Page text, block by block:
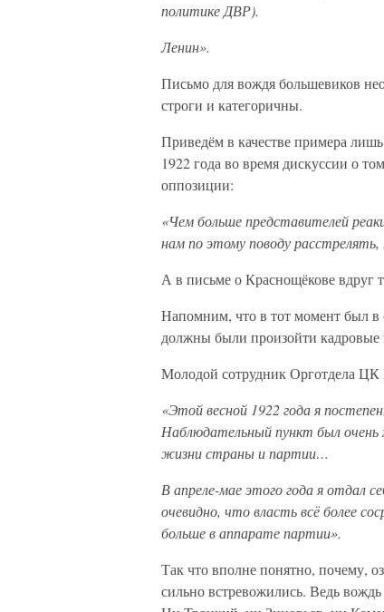
политике ДВР).
Ленин».
Письмо для вождя большевиков
строги и категоричны.
Приведём в качестве примера
1922 года во время дискуссии о
оппозиции:
«Чем больше представителей
нам по этому поводу
А в письме о Краснощёкове вдруг
Напомним, что в тот момент был в
должны были произойти кадровые
Молодой сотрудник Орготдела
«Этой весной 1922 года я
Наблюдательный пункт был очень
жизни страны и партии…
В апреле-мае этого года я отдал
очевидно, что власть всё более
больше в аппарате партии».
Так что вполне понятно, почему,
сильно встревожились. Ведь